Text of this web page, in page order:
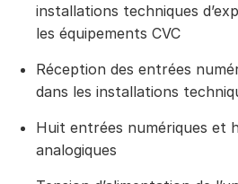
installations techniques
les équipements CVC
Réception des entrées
dans les installations
Huit entrées numériques et
analogiques